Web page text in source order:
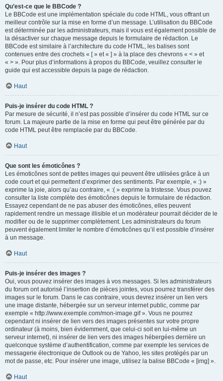
Qu’est-ce que le BBCode ?
Le BBCode est une implémentation spéciale du code HTML, vous offrant un
meilleur contrôle sur la mise en forme d’un message. L’utilisation du BBCode
est déterminée par les administrateurs, mais il vous est également possible de
la désactiver sur chaque message depuis le formulaire de rédaction. Le
BBCode est similaire à l’architecture du code HTML, les balises sont
contenues entre des crochets « [ » et « ] » à la place des chevrons « < » et
« > ». Pour plus d’informations à propos du BBCode, veuillez consulter le
guide qui est accessible depuis la page de rédaction.
Haut
Puis-je insérer du code HTML ?
Par mesure de sécurité, il n’est pas possible d’insérer du code HTML sur ce
forum. La majeure partie de la mise en forme qui peut être générée par du
code HTML peut être remplacée par du BBCode.
Haut
Que sont les émoticônes ?
Les émoticônes sont de petites images qui peuvent être utilisées grâce à un
code court et qui permettent d’exprimer des sentiments. Par exemple, « :) »
exprime la joie, alors qu’au contraire, « :( » exprime la tristesse. Vous pouvez
consulter la liste complète des émoticônes depuis le formulaire de rédaction.
Essayez cependant de ne pas abuser des émoticônes, elles peuvent
rapidement rendre un message illisible et un modérateur pourrait décider de le
modifier ou de le supprimer complètement. Les administrateurs du forum
peuvent également limiter le nombre d’émoticônes qu’il est possible d’insérer
à un message.
Haut
Puis-je insérer des images ?
Oui, vous pouvez insérer des images à vos messages. Si les administrateurs
du forum ont autorisé l’insertion de pièces jointes, vous pourrez transférer des
images sur le forum. Dans le cas contraire, vous devrez insérer un lien vers
une image distante, hébergée sur un serveur internet public, comme par
exemple « http://www.exemple.com/mon-image.gif ». Vous ne pourrez
cependant ni insérer de lien vers des images présentes sur votre propre
ordinateur (à moins, bien évidemment, que celui-ci soit en lui-même un
serveur internet), ni insérer de lien vers des images hébergées derrière un
quelconque système d’authentification, comme par exemple les services de
messagerie électronique de Outlook ou de Yahoo, les sites protégés par un
mot de passe, etc. Pour insérer une image, utilisez la balise BBCode « [img] ».
Haut